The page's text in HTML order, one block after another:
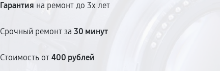
Гарантия на ремонт до 3х лет
Срочный ремонт за30 минут
Стоимость от400 рублей